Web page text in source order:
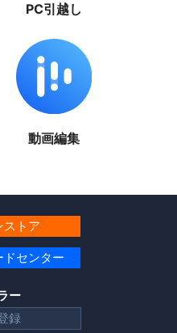
PC引越し
動画編集
ストア
ドセンター
ー
録